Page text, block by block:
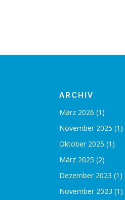
ARCHIV
März 2026 (1)
November 2025 (1)
Oktober 2025 (1)
März 2025 (2)
Dezember 2023 (1)
November 2023 (1)